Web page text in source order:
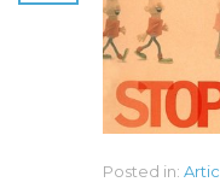
Posted in: